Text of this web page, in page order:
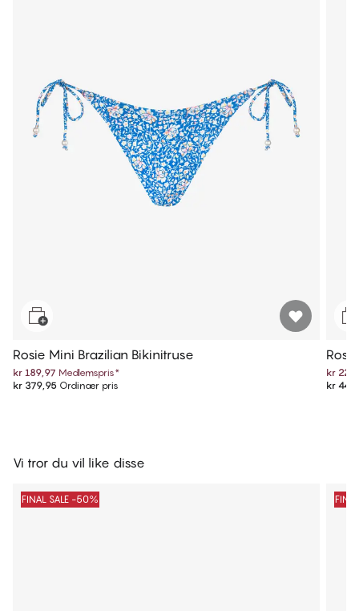
Rosie Mini Brazilian Bikinitruse
kr 189,97 Medlemspris*
kr 379,95 Ordinær pris
kr
kr
Vi tror du vil like disse
FINAL SALE -50%